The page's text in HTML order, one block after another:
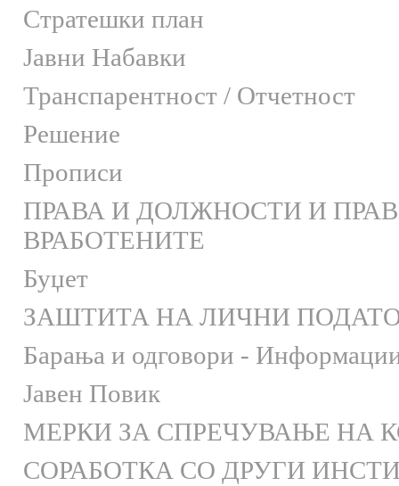
Стратешки план
Јавни Набавки
Транспарентност / Отчетност
Решение
Прописи
ПРАВА И ДОЛЖНОСТИ И
ВРАБОТЕНИТЕ
Буџет
ЗАШТИТА НА ЛИЧНИ
Барања и одговори - Информации
Јавен Повик
МЕРКИ ЗА СПРЕЧУВАЊЕ НА
СОРАБОТКА СО ДРУГИ